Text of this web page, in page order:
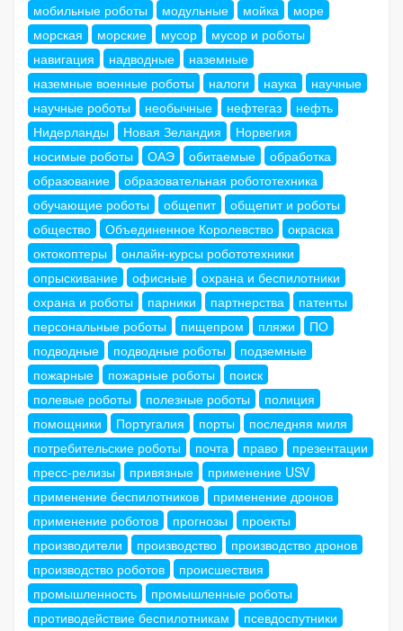
мобильные роботы
модульные мойка
море
морская
морские мусор
мусор и роботы
навигация
надводные
наземные
наземные военные роботы
налоги наука
научные
научные роботы
необычные нефтегаз
нефть
Нидерланды
Новая Зеландия
Норвегия
носимые роботы
ОАЭ обитаемые
обработка
образование
образовательная робототехника
обучающие роботы
общепит
общепит и роботы
общество
Объединенное Королевство
окраска
октокоптеры
онлайн-курсы робототехники
опрыскивание
офисные
охрана и беспилотники
охрана и роботы
парники партнерства
патенты
персональные роботы
пищепром пляжи
ПО
подводные
подводные роботы
подземные
пожарные
пожарные роботы
поиск
полевые роботы
полезные роботы
полиция
помощники
Португалия порты
последняя миля
потребительские роботы
почта право
презентации
пресс-релизы
привязные
применение USV
применение беспилотников
применение дронов
применение роботов
прогнозы
проекты
производители
производство
производство дронов
производство роботов
происшествия
промышленность
промышленные роботы
противодействие беспилотникам
псевдоспутники